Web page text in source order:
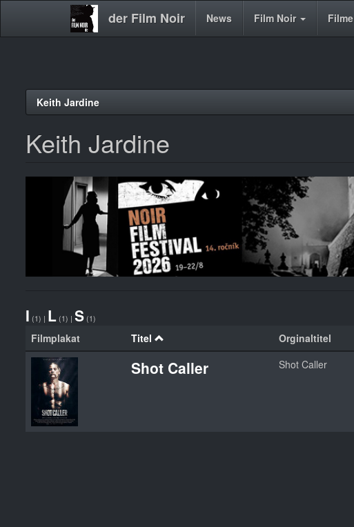
der Film Noir
Main News Film Noir Filme
Keith Jardine
Keith Jardine
I (1) | L (1) | S (1)
Filmplakat Titel Orginaltitel
Shot Caller Shot Caller